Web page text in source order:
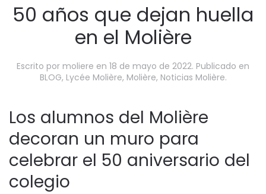
50 años que dejan huella
en el Molière
Escrito por moliere en 18 de mayo de 2022. Publicado en
BLOG, Lycée Molière, Molière, Noticias Molière.
Los alumnos del Molière
decoran un muro para
celebrar el 50 aniversario del
colegio